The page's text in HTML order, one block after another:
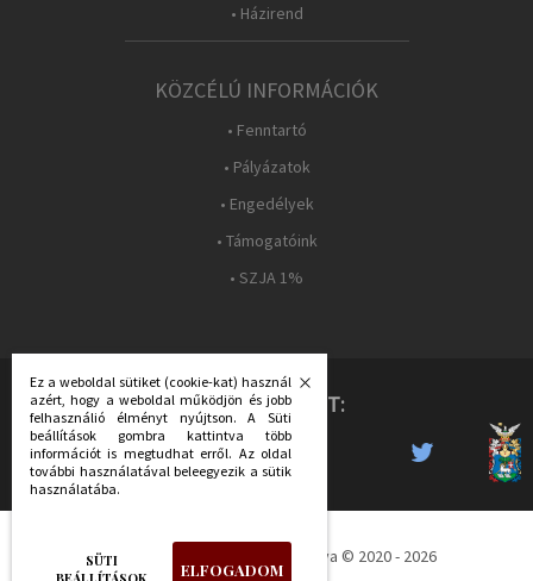
• Házirend
KÖZCÉLÚ INFORMÁCIÓK
• Fenntartó
• Pályázatok
• Engedélyek
• Támogatóink
• SZJA 1%
KÖVESS MINKET:
Déri Múzeum - Minden jog fenntartva © 2020 - 2026
Ez a weboldal sütiket (cookie-kat) használ
azért, hogy a weboldal működjön és jobb
felhasználió élményt nyújtson. A Süti
beállítások gombra kattintva több
információt is megtudhat erről. Az oldal
további használatával beleegyezik a sütik
használatába.
SÜTI
ELFOGADOM